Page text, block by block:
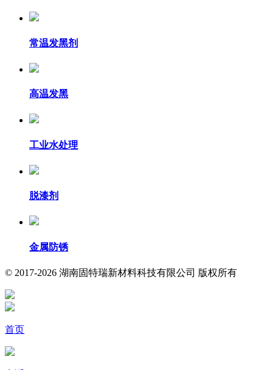
常温发黑剂
高温发黑
工业水处理
脱漆剂
金属防锈
© 2017-2026 湖南固特瑞新材料科技有限公司 版权所有
首页